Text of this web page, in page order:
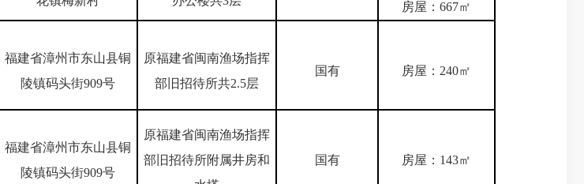
房屋：667㎡
福建省漳州市东山县铜
陵镇码头街909号
原福建省闽南渔场指挥
部旧招待所共2.5层
国有 房屋：240㎡
福建省漳州市东山县铜
陵镇码头街909号
原福建省闽南渔场指挥
部旧招待所附属井房和
国有 房屋：143㎡